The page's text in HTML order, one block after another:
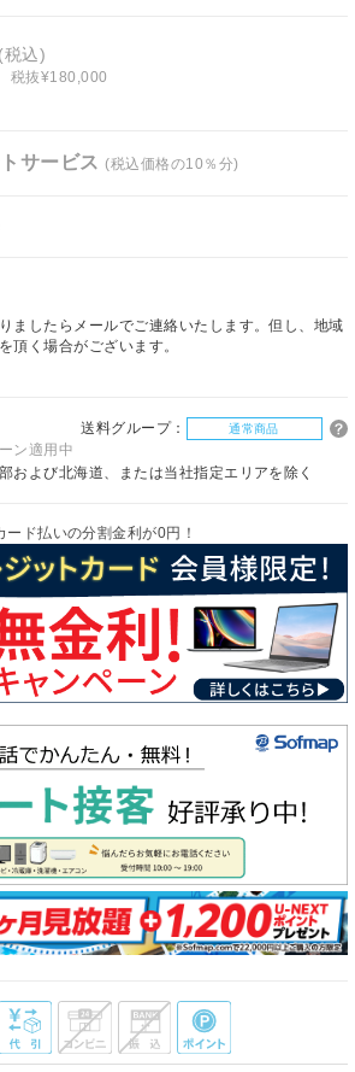
(税込)
税抜¥180,000
サービス(税込価格の10％分)
ましたらメールでご連絡いたします。但し、地域
頂く場合がございます。
送料グループ： 通常商品
ン適用中
および北海道、または当社指定エリアを除く
ド払いの分割金利が0円！